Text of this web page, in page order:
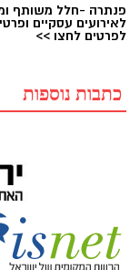
פנתרה -חלל משותף
לאירועים עסקיים
לפרטים לחצו >>
כתבות נוספות